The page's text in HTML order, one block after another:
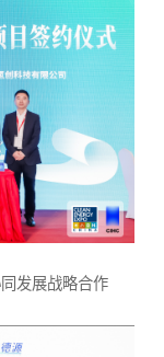
发展战略合作